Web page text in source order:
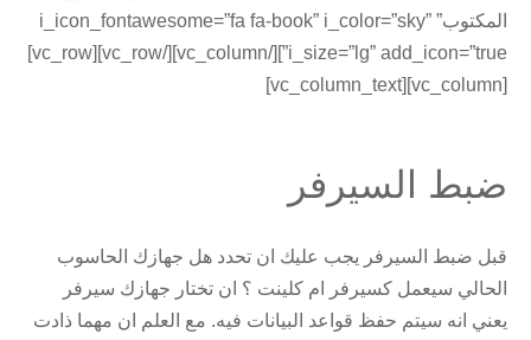
المكتوب” i_icon_fontawesome=”fa fa-book” i_color=”sky”
i_size=”lg” add_icon=”true”][/vc_column][/vc_row][vc_row]
[vc_column][vc_column_text]
ضبط السيرفر
قبل ضبط السيرفر يجب عليك ان تحدد هل جهازك الحاسوب
الحالي سيعمل كسيرفر ام كلينت ؟ ان تختار جهازك سيرفر
يعني انه سيتم حفظ قواعد البيانات فيه. مع العلم ان مهما ذادت